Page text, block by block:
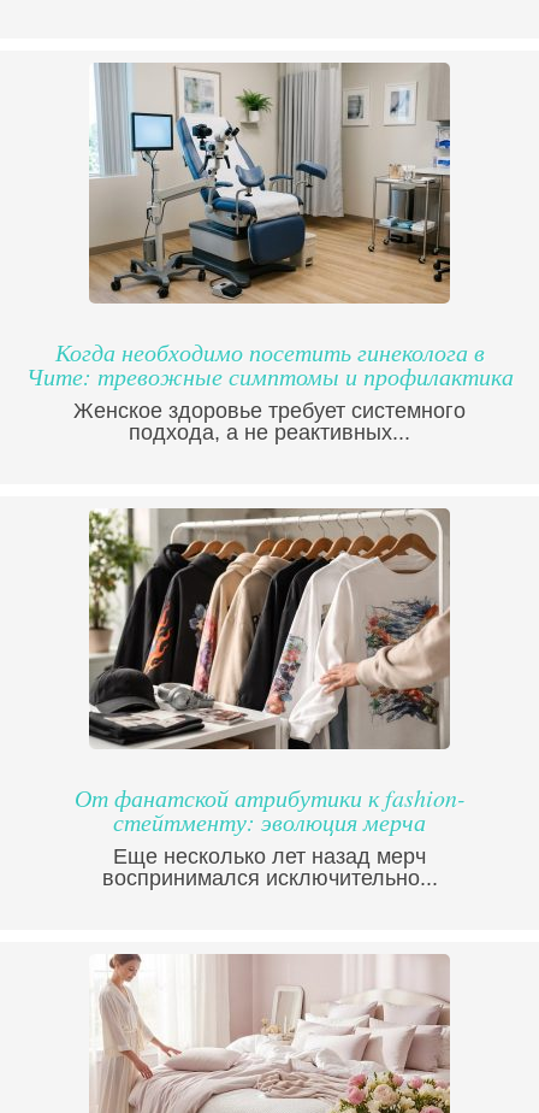
Когда необходимо посетить гинеколога в
Чите: тревожные симптомы и профилактика
Женское здоровье требует системного
подхода, а не реактивных...
От фанатской атрибутики к fashion-
стейтменту: эволюция мерча
Еще несколько лет назад мерч
воспринимался исключительно...